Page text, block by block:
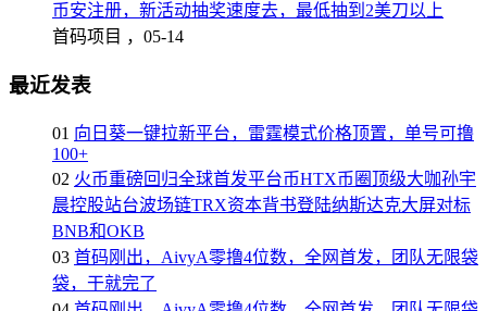
币安注册，新活动抽奖速度去，最低抽到2美刀以上
首码项目 ， 05-14
最近发表
01 向日葵一键拉新平台，雷霆模式价格顶置，单号可撸
100+
02 火币重磅回归全球首发平台币HTX币圈顶级大咖孙宇
晨控股站台波场链TRX资本背书登陆纳斯达克大屏对标
BNB和OKB
03 首码刚出，AivyA零撸4位数，全网首发，团队无限袋
袋，干就完了